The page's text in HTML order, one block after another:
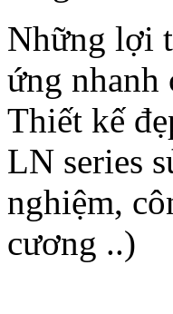
Những lợi
ứng nhanh
Thiết kế
LN series
nghiệm,
cương ..)